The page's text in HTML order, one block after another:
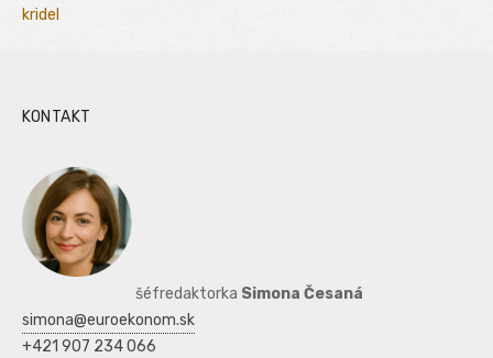
kridel
KONTAKT
šéfredaktorka Simona Česaná
simona@euroekonom.sk
+421 907 234 066